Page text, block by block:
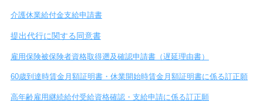
介護休業給付金支給申請書
提出代行に関する同意書
雇用保険被保険者資格取得遡及確認申請書（遅延理由書）
60歳到達時賃金月額証明書・休業開始時賃金月額証明書に係る訂正願
高年齢雇用継続給付受給資格確認・支給申請に係る訂正願